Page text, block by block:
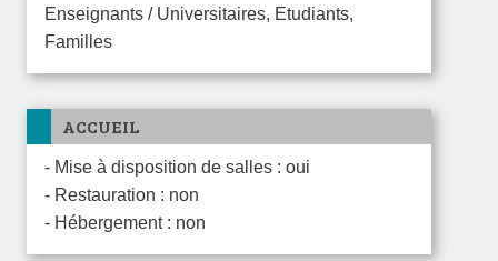
Enseignants / Universitaires, Etudiants,
Familles
ACCUEIL
- Mise à disposition de salles : oui
- Restauration : non
- Hébergement : non